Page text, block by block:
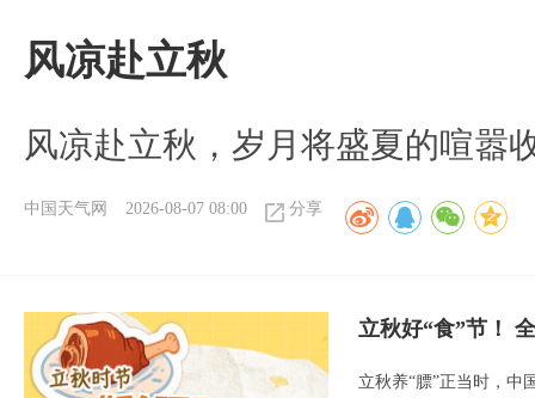
风凉赴立秋
风凉赴立秋，岁月将盛夏的喧嚣
中国天气网 2026-08-07 08:00 分享
立秋好“食”节！
立秋养“膘”正当时，中